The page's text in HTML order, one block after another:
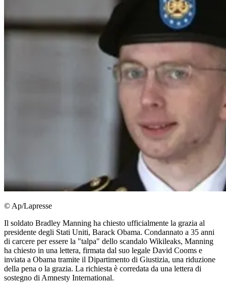
© Ap/Lapresse
Il soldato Bradley Manning ha chiesto ufficialmente la grazia al
presidente degli Stati Uniti, Barack Obama. Condannato a 35 anni
di carcere per essere la "talpa" dello scandalo Wikileaks, Manning
ha chiesto in una lettera, firmata dal suo legale David Cooms e
inviata a Obama tramite il Dipartimento di Giustizia, una riduzione
della pena o la grazia. La richiesta è corredata da una lettera di
sostegno di Amnesty International.